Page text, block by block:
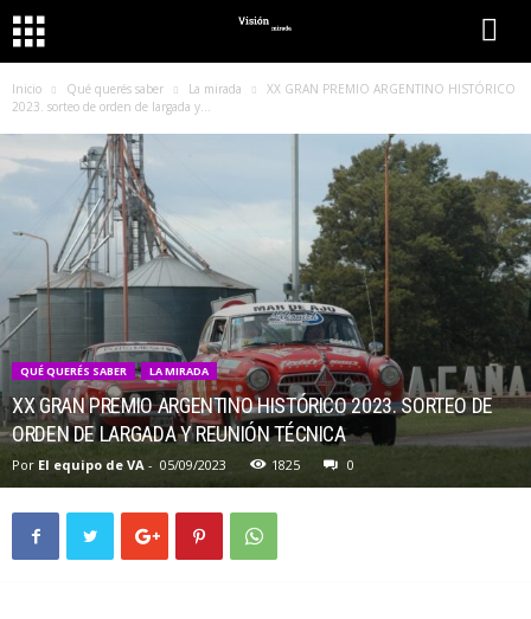
Inicio Qué querés saber La mirada
XX GRAN PREMIO ARGENTINO HISTÓRICO
2023. sorteo de orden de largada y...
QUÉ QUERÉS SABER LA MIRADA
XX GRAN PREMIO ARGENTINO HISTÓRICO 2023. SORTEO DE
ORDEN DE LARGADA Y REUNIÓN TÉCNICA
Por El equipo de VA - 05/09/2023 1825 0